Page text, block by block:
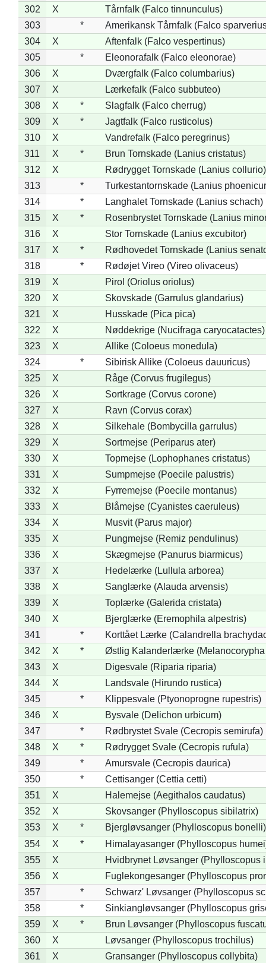
302
X
Tårnfalk (Falco tinnunculus)
303
*
Amerikansk Tårnfalk (Falco
304
X
Aftenfalk (Falco vespertinus)
305
*
Eleonorafalk (Falco eleonorae)
306
X
Dværgfalk (Falco columbarius)
307
X
Lærkefalk (Falco subbuteo)
308
X *
Slagfalk (Falco cherrug)
309
X *
Jagtfalk (Falco rusticolus)
310
X
Vandrefalk (Falco peregrinus)
311
X *
Brun Tornskade (Lanius cristatus)
312
X
Rødrygget Tornskade (Lanius collurio)
313
*
Turkestantornskade (Lanius
314
*
Langhalet Tornskade (Lanius schach)
315
X *
Rosenbrystet Tornskade (Lanius
316
X
Stor Tornskade (Lanius excubitor)
317
X *
Rødhovedet Tornskade (Lanius
318
*
Rødøjet Vireo (Vireo olivaceus)
319
X
Pirol (Oriolus oriolus)
320
X
Skovskade (Garrulus glandarius)
321
X
Husskade (Pica pica)
322
X
Nøddekrige (Nucifraga caryocatactes)
323
X
Allike (Coloeus monedula)
324
*
Sibirisk Allike (Coloeus dauuricus)
325
X
Råge (Corvus frugilegus)
326
X
Sortkrage (Corvus corone)
327
X
Ravn (Corvus corax)
328
X
Silkehale (Bombycilla garrulus)
329
X
Sortmejse (Periparus ater)
330
X
Topmejse (Lophophanes cristatus)
331
X
Sumpmejse (Poecile palustris)
332
X
Fyrremejse (Poecile montanus)
333
X
Blåmejse (Cyanistes caeruleus)
334
X
Musvit (Parus major)
335
X
Pungmejse (Remiz pendulinus)
336
X
Skægmejse (Panurus biarmicus)
337
X
Hedelærke (Lullula arborea)
338
X
Sanglærke (Alauda arvensis)
339
X
Toplærke (Galerida cristata)
340
X
Bjerglærke (Eremophila alpestris)
341
*
Korttået Lærke (Calandrella
342
X *
Østlig Kalanderlærke (Melanocorypha
343
X
Digesvale (Riparia riparia)
344
X
Landsvale (Hirundo rustica)
345
*
Klippesvale (Ptyonoprogne rupestris)
346
X
Bysvale (Delichon urbicum)
347
*
Rødbrystet Svale (Cecropis semirufa)
348
X *
Rødrygget Svale (Cecropis rufula)
349
*
Amursvale (Cecropis daurica)
350
*
Cettisanger (Cettia cetti)
351
X
Halemejse (Aegithalos caudatus)
352
X
Skovsanger (Phylloscopus sibilatrix)
353
X *
Bjergløvsanger (Phylloscopus bonelli)
354
X *
Himalayasanger (Phylloscopus
355
X
Hvidbrynet Løvsanger (Phylloscopus
356
X
Fuglekongesanger (Phylloscopus
357
*
Schwarz' Løvsanger (Phylloscopus
358
*
Sinkiangløvsanger (Phylloscopus
359
X *
Brun Løvsanger (Phylloscopus
360
X
Løvsanger (Phylloscopus trochilus)
361
X Gransanger (Phylloscopus collybita)